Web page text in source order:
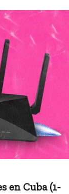
en Cuba (1-